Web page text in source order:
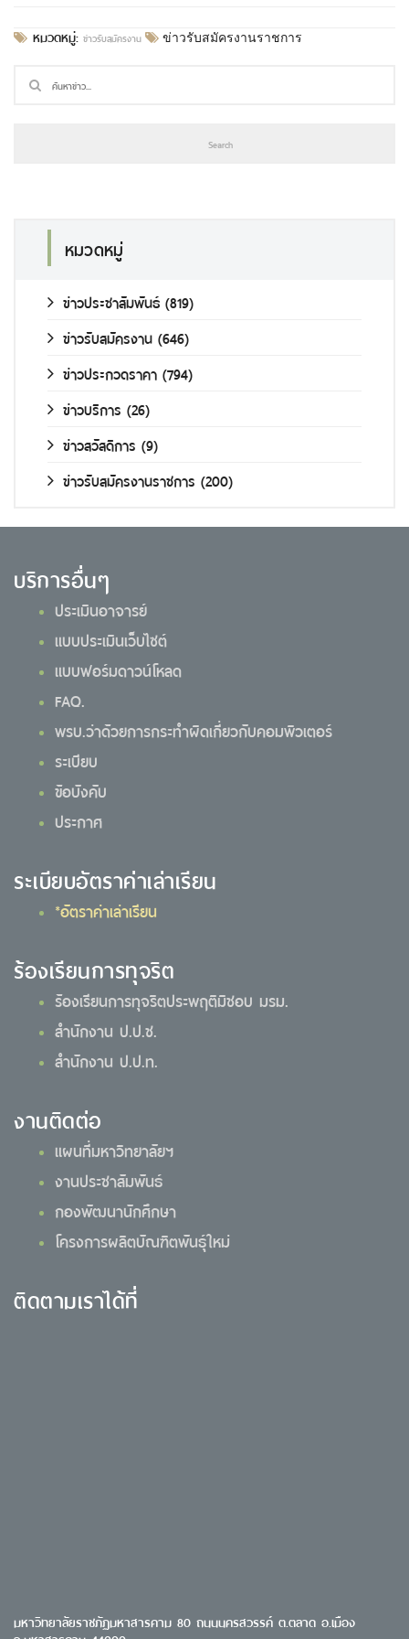
หมวดหมู่: ข่าวรับสมัครงาน ข่าวรับสมัครงานราชการ
หมวดหมู่
ข่าวประชาสัมพันธ์ (819)
ข่าวรับสมัครงาน (646)
ข่าวประกวดราคา (794)
ข่าวบริการ (26)
ข่าวสวัสดิการ (9)
ข่าวรับสมัครงานราชการ (200)
บริการอื่นๆ
ประเมินอาจารย์
แบบประเมินเว็บไซต์
แบบฟอร์มดาวน์โหลด
FAQ.
พรบ.ว่าด้วยการกระทำผิดเกี่ยวกับคอมพิวเตอร์
ระเบียบ
ข้อบังคับ
ประกาศ
ระเบียบอัตราค่าเล่าเรียน
*อัตราค่าเล่าเรียน
ร้องเรียนการทุจริต
ร้องเรียนการทุจริตประพฤติมิชอบ มรม.
สำนักงาน ป.ป.ช.
สำนักงาน ป.ป.ท.
งานติดต่อ
แผนที่มหาวิทยาลัยฯ
งานประชาสัมพันธ์
กองพัฒนานักศึกษา
โครงการผลิตบัณฑิตพันธุ์ใหม่
ติดตามเราได้ที่
มหาวิทยาลัยราชภัฏมหาสารคาม 80 ถนนนครสวรรค์ ต.ตลาด อ.เมือง